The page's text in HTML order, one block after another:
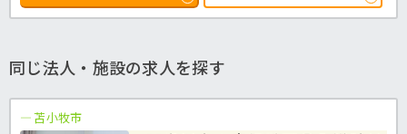
同じ法人・施設の求人を探す
苫小牧市